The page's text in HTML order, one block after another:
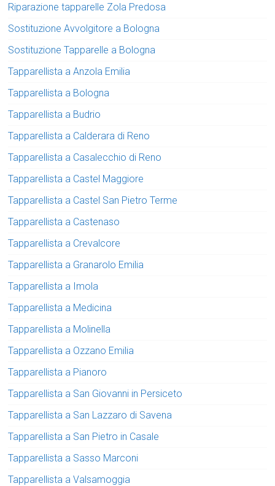
Riparazione tapparelle Zola Predosa
Sostituzione Avvolgitore a Bologna
Sostituzione Tapparelle a Bologna
Tapparellista a Anzola Emilia
Tapparellista a Bologna
Tapparellista a Budrio
Tapparellista a Calderara di Reno
Tapparellista a Casalecchio di Reno
Tapparellista a Castel Maggiore
Tapparellista a Castel San Pietro Terme
Tapparellista a Castenaso
Tapparellista a Crevalcore
Tapparellista a Granarolo Emilia
Tapparellista a Imola
Tapparellista a Medicina
Tapparellista a Molinella
Tapparellista a Ozzano Emilia
Tapparellista a Pianoro
Tapparellista a San Giovanni in Persiceto
Tapparellista a San Lazzaro di Savena
Tapparellista a San Pietro in Casale
Tapparellista a Sasso Marconi
Tapparellista a Valsamoggia